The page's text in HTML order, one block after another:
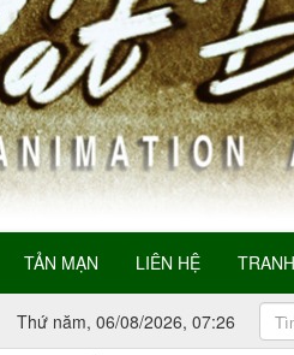
TẢN MẠN LIÊN HỆ
Thứ năm, 06/08/2026, 07:26